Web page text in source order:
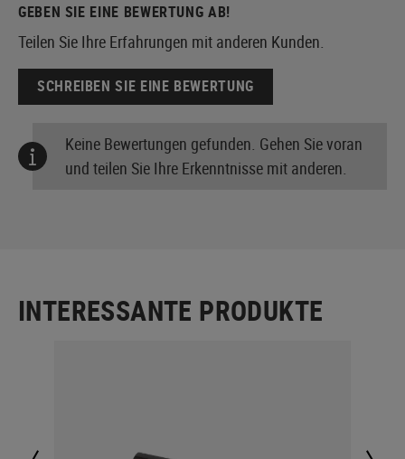
GEBEN SIE EINE BEWERTUNG AB!
Teilen Sie Ihre Erfahrungen mit anderen Kunden.
SCHREIBEN SIE EINE BEWERTUNG
Keine Bewertungen gefunden. Gehen Sie voran
und teilen Sie Ihre Erkenntnisse mit anderen.
INTERESSANTE PRODUKTE